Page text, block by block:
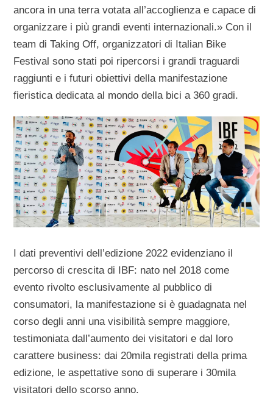
ancora in una terra votata all’accoglienza e capace di
organizzare i più grandi eventi internazionali.» Con il
team di Taking Off, organizzatori di Italian Bike
Festival sono stati poi ripercorsi i grandi traguardi
raggiunti e i futuri obiettivi della manifestazione
fieristica dedicata al mondo della bici a 360 gradi.
I dati preventivi dell’edizione 2022 evidenziano il
percorso di crescita di IBF: nato nel 2018 come
evento rivolto esclusivamente al pubblico di
consumatori, la manifestazione si è guadagnata nel
corso degli anni una visibilità sempre maggiore,
testimoniata dall’aumento dei visitatori e dal loro
carattere business: dai 20mila registrati della prima
edizione, le aspettative sono di superare i 30mila
visitatori dello scorso anno.